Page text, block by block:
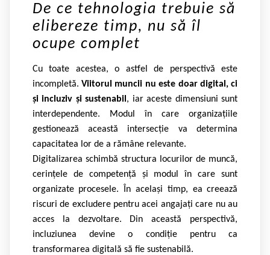
De ce tehnologia trebuie să
elibereze timp, nu să îl
ocupe complet
Cu toate acestea, o astfel de perspectivă este
incompletă. Viitorul muncii nu este doar digital, ci
și incluziv și sustenabil , iar aceste dimensiuni sunt
interdependente. Modul în care organizațiile
gestionează această intersecție va determina
capacitatea lor de a rămâne relevante.
Digitalizarea schimbă structura locurilor de muncă,
cerințele de competență și modul în care sunt
organizate procesele. În același timp, ea creează
riscuri de excludere pentru acei angajați care nu au
acces la dezvoltare. Din această perspectivă,
incluziunea devine o condiție pentru ca
transformarea digitală să fie sustenabilă.